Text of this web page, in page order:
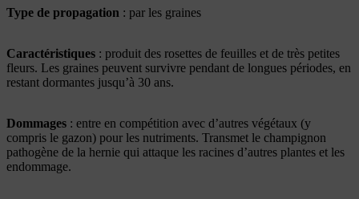
Type de propagation : par les graines
Caractéristiques : produit des rosettes de feuilles et de très petites
fleurs. Les graines peuvent survivre pendant de longues périodes, en
restant dormantes jusqu’à 30 ans.
Dommages : entre en compétition avec d’autres végétaux (y
compris le gazon) pour les nutriments. Transmet le champignon
pathogène de la hernie qui attaque les racines d’autres plantes et les
endommage.